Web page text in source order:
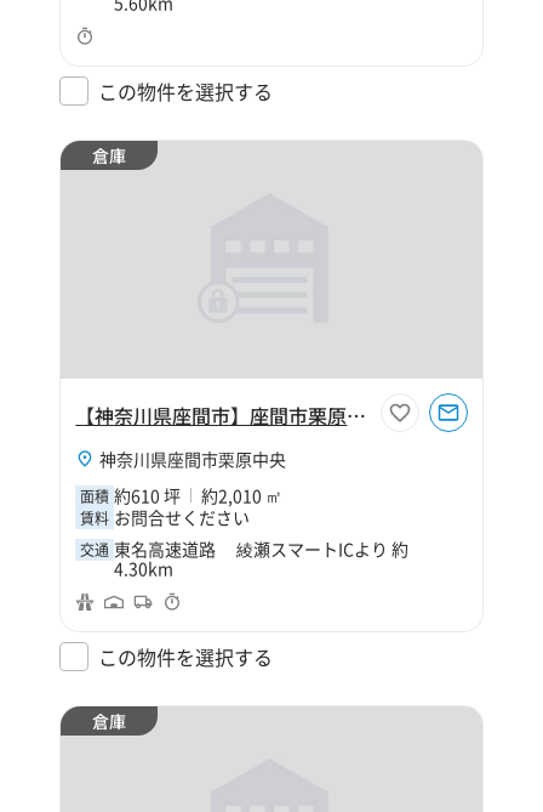
この物件を選択する
倉庫
【神奈川県座間市】座間市栗原中央5丁目610坪倉庫
神奈川県座間市栗原中央
面積 約610 坪 約2,010 ㎡
賃料 お問合せください
交通 東名高速道路 綾瀬スマートICより 約
4.30km
この物件を選択する
倉庫